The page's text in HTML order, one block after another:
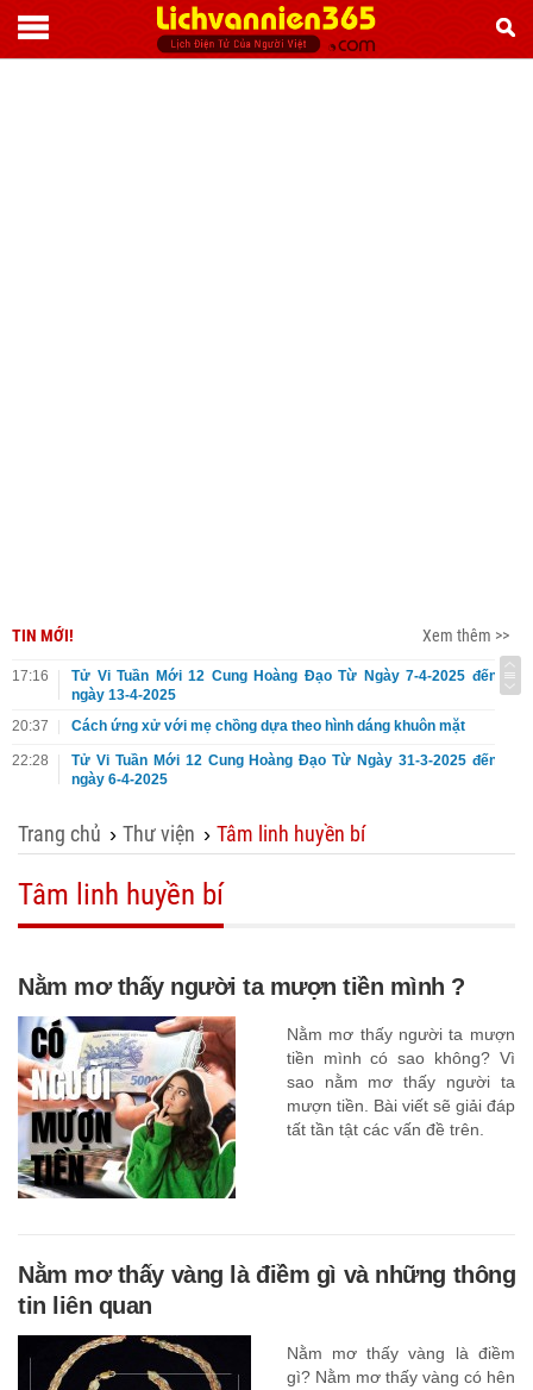
TIN MỚI! Xem thêm >>
17:16
Tử Vi Tuần Mới 12 Cung Hoàng Đạo Từ Ngày 7-4-2025 đến
ngày 13-4-2025
20:37
Cách ứng xử với mẹ chồng dựa theo hình dáng khuôn mặt
22:28
Tử Vi Tuần Mới 12 Cung Hoàng Đạo Từ Ngày 31-3-2025 đến
ngày 6-4-2025
Trang chủ › Thư viện › Tâm linh huyền bí
Tâm linh huyền bí
Nằm mơ thấy người ta mượn tiền mình ?
Nằm mơ thấy người ta mượn
tiền mình có sao không? Vì
sao nằm mơ thấy người ta
mượn tiền. Bài viết sẽ giải đáp
tất tần tật các vấn đề trên.
Nằm mơ thấy vàng là điềm gì và những thông
tin liên quan
Nằm mơ thấy vàng là điềm
gì? Nằm mơ thấy vàng có hên